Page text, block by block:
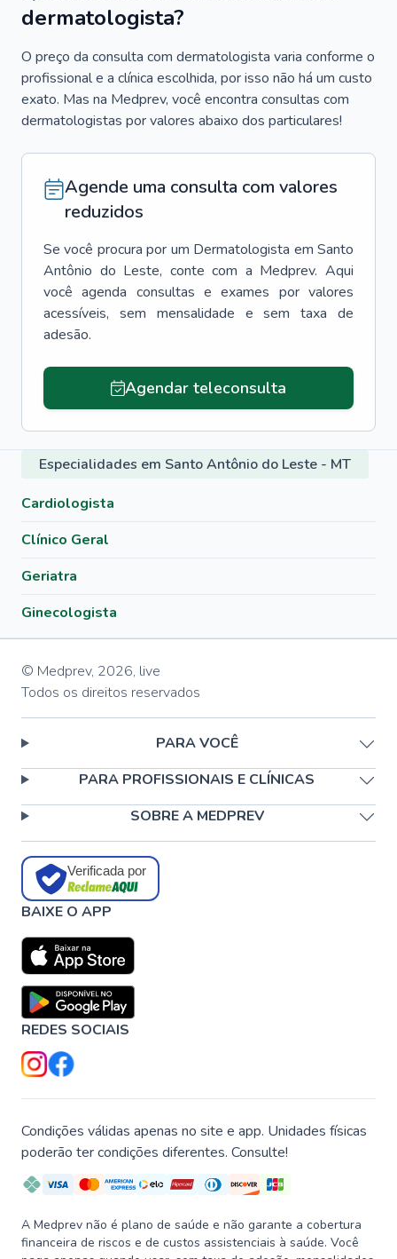
dermatologista?
O preço da consulta com dermatologista varia conforme o
profissional e a clínica escolhida, por isso não há um custo
exato. Mas na Medprev, você encontra consultas com
dermatologistas por valores abaixo dos particulares!
Agende uma consulta com valores
reduzidos
Se você procura por um Dermatologista em Santo
Antônio do Leste, conte com a Medprev. Aqui
você agenda consultas e exames por valores
acessíveis, sem mensalidade e sem taxa de
adesão.
Agendar teleconsulta
Especialidades em Santo Antônio do Leste - MT
Cardiologista
Clínico Geral
Geriatra
Ginecologista
© Medprev, 2026, live
Todos os direitos reservados
PARA VOCÊ
PARA PROFISSIONAIS E CLÍNICAS
SOBRE A MEDPREV
Verificada por
BAIXE O APP
REDES SOCIAIS
Condições válidas apenas no site e app. Unidades físicas
poderão ter condições diferentes. Consulte!
A Medprev não é plano de saúde e não garante a cobertura
financeira de riscos e de custos assistenciais à saúde. Você